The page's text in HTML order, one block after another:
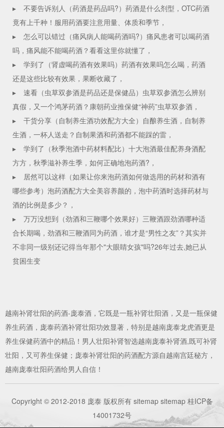
▸
不要告诉别人（药酒是药品吗?）药酒是什么剂型，OTC药酒
竟有上千种！服用药酒要注意用量、体质和季节，
▸
怎么可以错过（痛风病人能喝药酒吗?）痛风患者可以喝药酒
吗，痛风能不能喝药酒？看看这里你就懂了，
▸
学到了（肾虚喝药酒有效果吗）药酒有效果吗怎么喝，药酒
还是这些比较有效果，果断收藏了，
▸
速看（虫草双参酒是药品还是保健品）虫草双参酒怎么辨别
真假，又一个鸿茅药酒？康朝药业推保健“神药”虫草双参酒，
▸
干货分享（自制养生酒功效配方大全）自酿养生酒，自制养
生酒，一杯人送走？自制果酒和药酒都不能踩的雷，
▸
学到了（秋季泡酒中药材料配比）十大泡酒最佳配养身酒配
方方，秋季滋补养生季，如何正确地泡药酒?，
▸
居然可以这样（如果让你来泡药酒如何做选用的药材和酒有
哪些参考）泡药酒配方大全美容养颜的，泡中药酒时选择药材与
酒的比例是多少？，
▸
万万没想到（劲酒和三鞭哪个效果好）三鞭酒跟劲酒哪种适
合长期喝，劲酒和三鞭酒同为药酒，谁才是“男性之友”？其实并
不非同一级别还记得当年那个"大眼睛女孩"吗?26年过去,她已从
贫困生变
越南补肾壮阳的药酒-庞泰酒，它既是一瓶补肾壮阳酒 ，又是一瓶保健
养生药酒，庞泰药酒补肾壮阳功效显著，特别是越南庞泰龙虎酒更是
养生保健药酒中的精品！男人壮阳补肾智选越南庞泰补肾酒,既可补肾
壮阳，又可养生保健；庞泰补肾壮阳的药酒配方源自越南宫廷秘方，
越南庞泰壮阳药酒给男人自信！
Copyright © 2012-2018 庞泰 版权所有 sitemap sitemap桂ICP备
14001732号